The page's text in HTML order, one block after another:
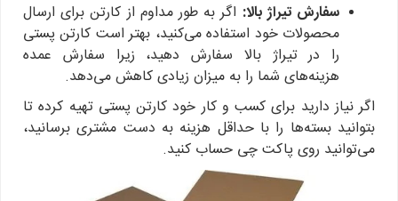
سفارش تیراژ بالا: اگر به طور مداوم از کارتن برای ارسال
محصولات خود استفاده می‌کنید، بهتر است کارتن پستی
را در تیراژ بالا سفارش دهید، زیرا سفارش عمده
هزینه‌های شما را به میزان زیادی کاهش می‌دهد.
اگر نیاز دارید برای کسب و کار خود کارتن پستی تهیه کرده تا
بتوانید بسته‌ها را با حداقل هزینه به دست مشتری برسانید،
می‌توانید روی پاکت چی حساب کنید.